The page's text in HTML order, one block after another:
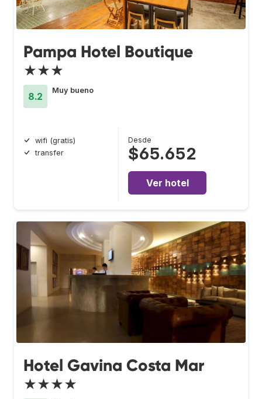
Pampa Hotel Boutique
★★★
8.2
Muy bueno
wifi (gratis)
transfer
Desde
$65.652
Ver hotel
Hotel Gavina Costa Mar
★★★★